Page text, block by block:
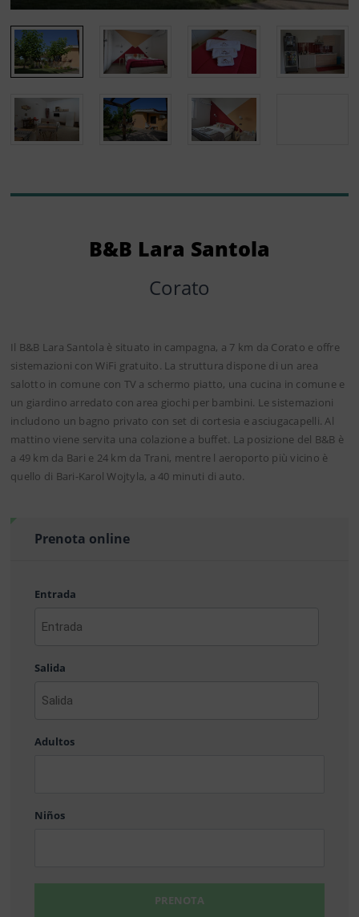
B&B Lara Santola
Corato
Il B&B Lara Santola è situato in campagna, a 7 km da Corato e offre
sistemazioni con WiFi gratuito. La struttura dispone di un area
salotto in comune con TV a schermo piatto, una cucina in comune e
un giardino arredato con area giochi per bambini. Le sistemazioni
includono un bagno privato con set di cortesia e asciugacapelli. Al
mattino viene servita una colazione a buffet. La posizione del B&B è
a 49 km da Bari e 24 km da Trani, mentre l aeroporto più vicino è
quello di Bari-Karol Wojtyla, a 40 minuti di auto.
Prenota online
Entrada
AAAA
MM
DD
Salida
AAAA
MM
Adultos
Niños
PRENOTA